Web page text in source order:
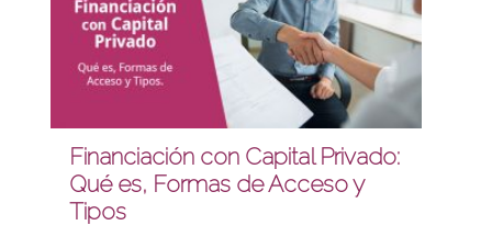
Financiación con Capital Privado:
Qué es, Formas de Acceso y
Tipos